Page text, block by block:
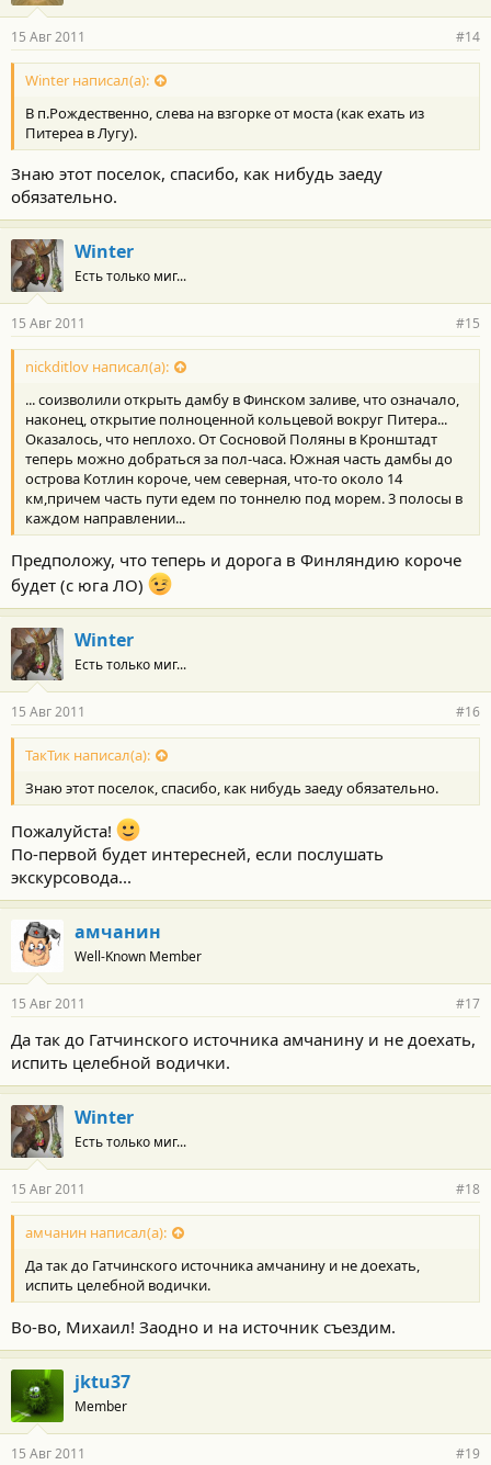
15 Авг 2011 #14
Winter написал(а):
В п.Рождественно, слева на взгорке от моста (как ехать из
Питереа в Лугу).
Знаю этот поселок, спасибо, как нибудь заеду
обязательно.
Winter
Есть только миг...
15 Авг 2011 #15
nickditlov написал(а):
... соизволили открыть дамбу в Финском заливе, что означало,
наконец, открытие полноценной кольцевой вокруг Питера...
Оказалось, что неплохо. От Сосновой Поляны в Кронштадт
теперь можно добраться за пол-часа. Южная часть дамбы до
острова Котлин короче, чем северная, что-то около 14
км,причем часть пути едем по тоннелю под морем. 3 полосы в
каждом направлении...
Предположу, что теперь и дорога в Финляндию короче
будет (с юга ЛО)
Winter
Есть только миг...
15 Авг 2011 #16
ТакТик написал(а):
Знаю этот поселок, спасибо, как нибудь заеду обязательно.
Пожалуйста!
По-первой будет интересней, если послушать
экскурсовода...
амчанин
Well-Known Member
15 Авг 2011 #17
Да так до Гатчинского источника амчанину и не доехать,
испить целебной водички.
Winter
Есть только миг...
15 Авг 2011 #18
амчанин написал(а):
Да так до Гатчинского источника амчанину и не доехать,
испить целебной водички.
Во-во, Михаил! Заодно и на источник съездим.
jktu37
Member
15 Авг 2011 #19